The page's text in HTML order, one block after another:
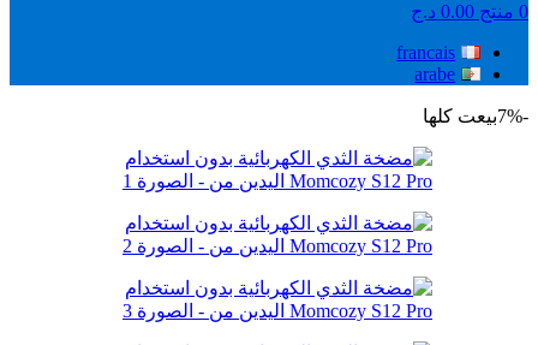
0 منتج 0.00 د.ج
francais
arabe
-7% بيعت كلها